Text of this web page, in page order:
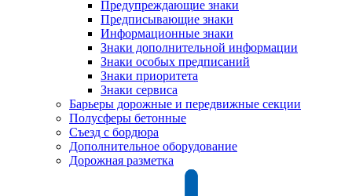
Предупреждающие знаки
Предписывающие знаки
Информационные знаки
Знаки дополнительной информации
Знаки особых предписаний
Знаки приоритета
Знаки сервиса
Барьеры дорожные и передвижные секции
Полусферы бетонные
Съезд с бордюра
Дополнительное оборудование
Дорожная разметка